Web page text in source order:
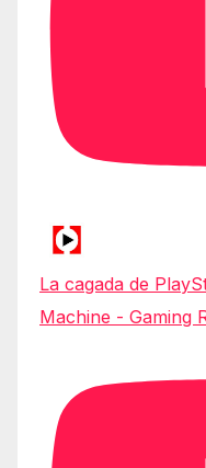
La cagada de
Machine - Gaming